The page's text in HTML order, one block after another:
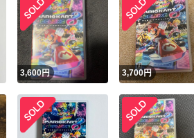
3,600円 3,700円